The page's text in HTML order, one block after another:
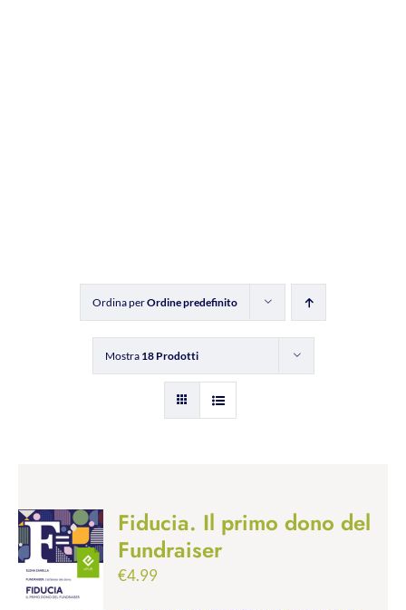
Ordina perOrdine predefinito
Mostra 18 Prodotti
Fiducia. Il primo dono del
Fundraiser
€4.99